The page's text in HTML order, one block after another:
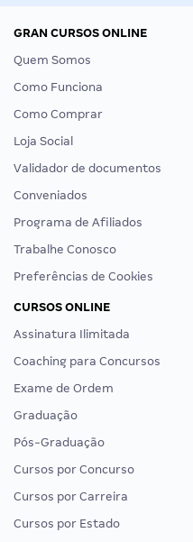
GRAN CURSOS ONLINE
Quem Somos
Como Funciona
Como Comprar
Loja Social
Validador de documentos
Conveniados
Programa de Afiliados
Trabalhe Conosco
Preferências de Cookies
CURSOS ONLINE
Assinatura Ilimitada
Coaching para Concursos
Exame de Ordem
Graduação
Pós-Graduação
Cursos por Concurso
Cursos por Carreira
Cursos por Estado